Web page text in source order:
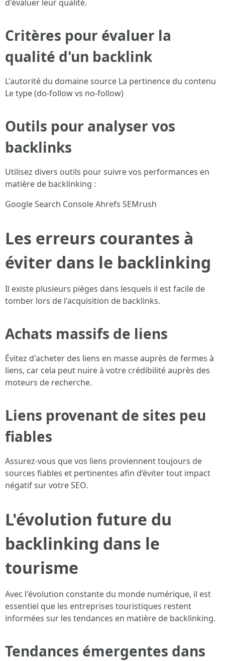
d'évaluer leur qualité.
Critères pour évaluer la
qualité d'un backlink
L'autorité du domaine source La pertinence du contenu
Le type (do-follow vs no-follow)
Outils pour analyser vos
backlinks
Utilisez divers outils pour suivre vos performances en
matière de backlinking :
Google Search Console Ahrefs SEMrush
Les erreurs courantes à
éviter dans le backlinking
Il existe plusieurs pièges dans lesquels il est facile de
tomber lors de l'acquisition de backlinks.
Achats massifs de liens
Évitez d'acheter des liens en masse auprès de fermes à
liens, car cela peut nuire à votre crédibilité auprès des
moteurs de recherche.
Liens provenant de sites peu
fiables
Assurez-vous que vos liens proviennent toujours de
sources fiables et pertinentes afin d’éviter tout impact
négatif sur votre SEO.
L'évolution future du
backlinking dans le
tourisme
Avec l'évolution constante du monde numérique, il est
essentiel que les entreprises touristiques restent
informées sur les tendances en matière de backlinking.
Tendances émergentes dans